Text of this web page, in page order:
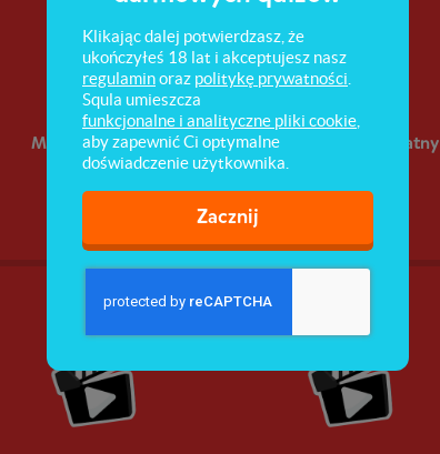
Makaki japońskie Niedźwiedź brunatny
Klikając dalej potwierdzasz, że
ukończyłeś 18 lat i akceptujesz nasz
regulaminoraz politykę prywatności
Squla umieszcza
funkcjonalne i analityczne pliki cookie
aby zapewnić Ci optymalne
doświadczenie użytkownika.
Zacznij